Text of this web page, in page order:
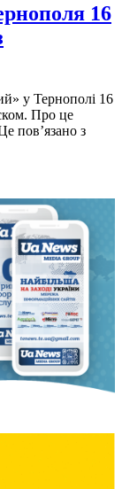
16
у Тернополі 16
Про це
пов’язано з